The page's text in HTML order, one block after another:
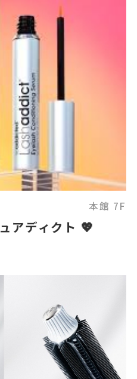
本館 7F
アディクト 💖